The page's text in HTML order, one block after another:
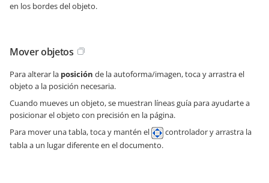
en los bordes del objeto.
Mover objetos
Para alterar la posición de la autoforma/imagen, toca y arrastra el
objeto a la posición necesaria.
Cuando mueves un objeto, se muestran líneas guía para ayudarte a
posicionar el objeto con precisión en la página.
Para mover una tabla, toca y mantén el
controlador y arrastra la
tabla a un lugar diferente en el documento.